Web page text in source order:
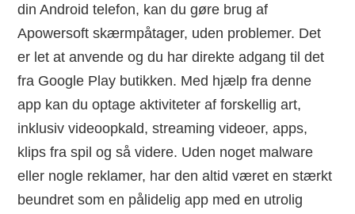
din Android telefon, kan du gøre brug af
Apowersoft skærmpåtager, uden problemer. Det
er let at anvende og du har direkte adgang til det
fra Google Play butikken. Med hjælp fra denne
app kan du optage aktiviteter af forskellig art,
inklusiv videoopkald, streaming videoer, apps,
klips fra spil og så videre. Uden noget malware
eller nogle reklamer, har den altid været en stærkt
beundret som en pålidelig app med en utrolig